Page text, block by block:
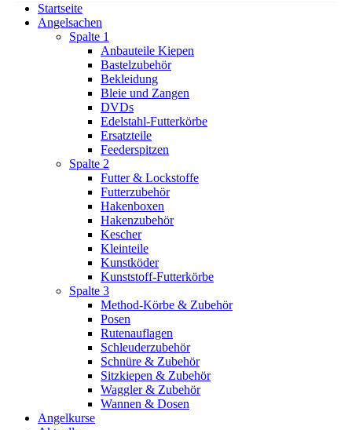
Startseite
Angelsachen
Spalte 1
Anbauteile Kiepen
Bastelzubehör
Bekleidung
Bleie und Zangen
DVDs
Edelstahl-Futterkörbe
Ersatzteile
Feederspitzen
Spalte 2
Futter & Lockstoffe
Futterzubehör
Hakenboxen
Hakenzubehör
Kescher
Kleinteile
Kunstköder
Kunststoff-Futterkörbe
Spalte 3
Method-Körbe & Zubehör
Posen
Rutenauflagen
Schleuderzubehör
Schnüre & Zubehör
Sitzkiepen & Zubehör
Waggler & Zubehör
Wannen & Dosen
Angelkurse